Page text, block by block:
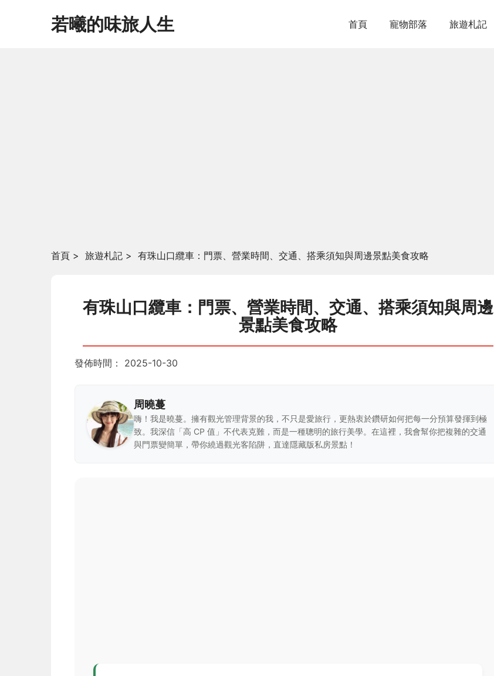
若曦的味旅人生 首頁 寵物部落 旅遊札記
首頁 > 旅遊札記 > 有珠山口纜車：門票、營業時間、交通、搭乘須知與周邊景點美食攻略
有珠山口纜車：門票、營業時間、交通、搭乘須知與周邊
景點美食攻略
發佈時間： 2025-10-30
周曉蔓
嗨！我是曉蔓。擁有觀光管理背景的我，不只是愛旅行，更熱衷於鑽研如何把每一分預算發揮到極
致。我深信「高 CP 值」不代表克難，而是一種聰明的旅行美學。在這裡，我會幫你把複雜的交通
與門票變簡單，帶你繞過觀光客陷阱，直達隱藏版私房景點！